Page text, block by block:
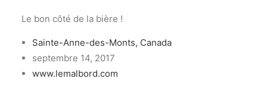
Le bon côté de la bière !
Sainte-Anne-des-Monts, Canada
septembre 14, 2017
www.lemalbord.com